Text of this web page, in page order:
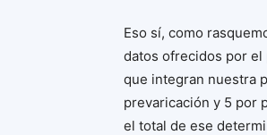
Eso sí, como
datos ofrecidos por el
que integran nuestra
prevaricación y 5 por
el total de ese